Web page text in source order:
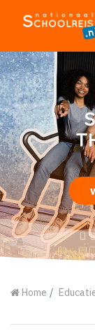
Home